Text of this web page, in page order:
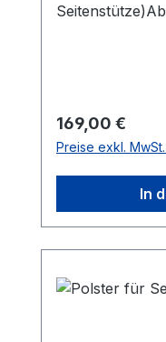
Regulärer Preis:
169,00 €
Preise exkl.
In